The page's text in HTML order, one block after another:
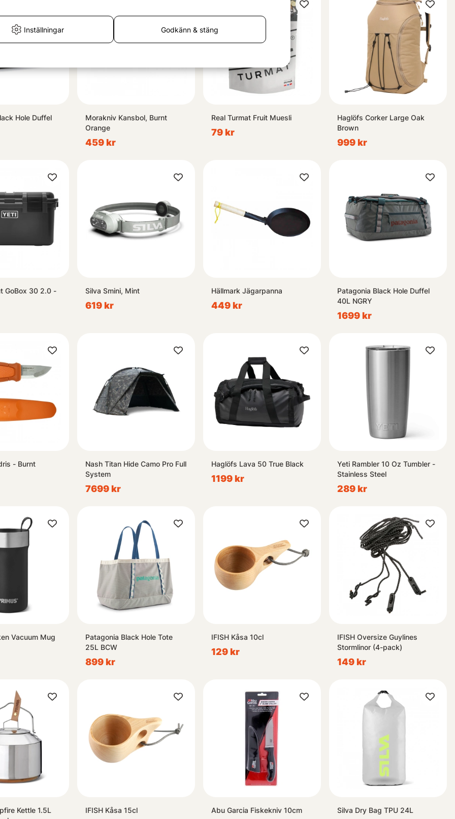
Hole Duffel
Morakniv Kansbol, Burnt
Orange
459 kr
Real Turmat Fruit Muesli
79 kr
Haglöfs Corker Large Oak
Brown
999 kr
GoBox 30 2.0 - Silva Smini, Mint
619 kr
Hällmark Jägarpanna
449 kr
Patagonia Black Hole Duffel
40L NGRY
1699 kr
- Burnt
Nash Titan Hide Camo Pro Full
System
7699 kr
Haglöfs Lava 50 True Black
1199 kr
Yeti Rambler 10 Oz Tumbler -
Stainless Steel
289 kr
Vacuum Mug
Patagonia Black Hole Tote
25L BCW
899 kr
IFISH Kåsa 10cl
129 kr
IFISH Oversize Guylines
Stormlinor (4-pack)
149 kr
Kettle 1.5L
IFISH Kåsa 15cl Abu Garcia Fiskekniv 10cm Silva Dry Bag TPU 24L
Inställningar Godkänn & stäng